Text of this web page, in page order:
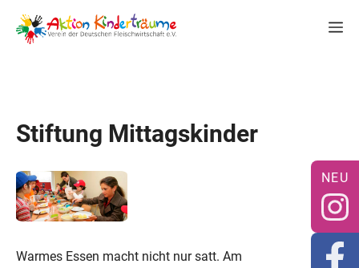
Inhalt
springen
Stiftung Mittagskinder
Warmes Essen macht nicht nur satt. Am